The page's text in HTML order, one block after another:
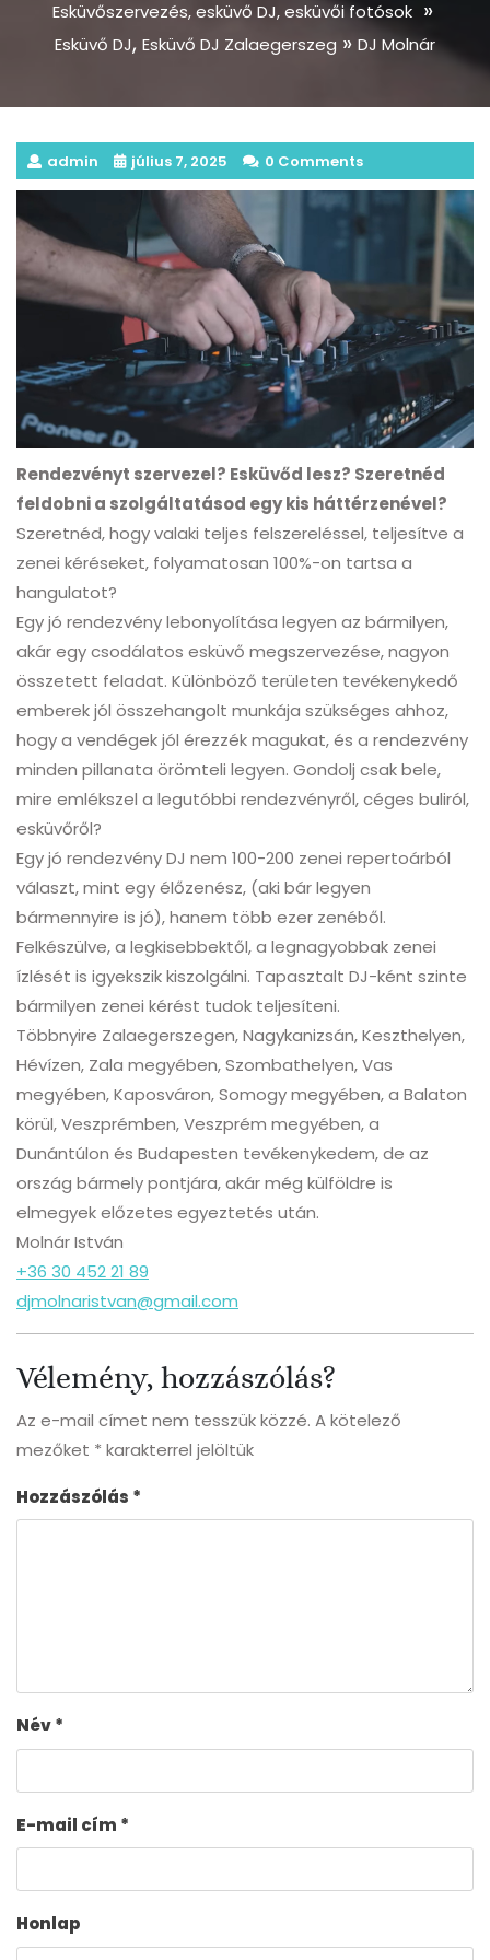
Esküvőszervezés, esküvő DJ, esküvői fotósok»
Esküvő DJ, Esküvő DJ Zalaegerszeg » DJ Molnár
admin július 7, 2025 0 Comments
Rendezvényt szervezel? Esküvőd lesz? Szeretnéd
feldobni a szolgáltatásod egy kis háttérzenével?
Szeretnéd, hogy valaki teljes felszereléssel, teljesítve a
zenei kéréseket, folyamatosan 100%-on tartsa a
hangulatot?
Egy jó rendezvény lebonyolítása legyen az bármilyen,
akár egy csodálatos esküvő megszervezése, nagyon
összetett feladat. Különböző területen tevékenykedő
emberek jól összehangolt munkája szükséges ahhoz,
hogy a vendégek jól érezzék magukat, és a rendezvény
minden pillanata örömteli legyen. Gondolj csak bele,
mire emlékszel a legutóbbi rendezvényről, céges buliról,
esküvőről?
Egy jó rendezvény DJ nem 100-200 zenei repertoárból
választ, mint egy élőzenész, (aki bár legyen
bármennyire is jó), hanem több ezer zenéből.
Felkészülve, a legkisebbektől, a legnagyobbak zenei
ízlését is igyekszik kiszolgálni. Tapasztalt DJ-ként szinte
bármilyen zenei kérést tudok teljesíteni.
Többnyire Zalaegerszegen, Nagykanizsán, Keszthelyen,
Hévízen, Zala megyében, Szombathelyen, Vas
megyében, Kaposváron, Somogy megyében, a Balaton
körül, Veszprémben, Veszprém megyében, a
Dunántúlon és Budapesten tevékenykedem, de az
ország bármely pontjára, akár még külföldre is
elmegyek előzetes egyeztetés után.
Molnár István
+36 30 452 21 89
djmolnaristvan@gmail.com
Vélemény, hozzászólás?
Az e-mail címet nem tesszük közzé. A kötelező
mezőket * karakterrel jelöltük
Hozzászólás *
Név*
E-mail cím *
Honlap